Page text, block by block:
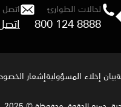
لحالات الطوارئ
800 124 8888
اتصل
بيان إخلاء المسؤوليةإشعار